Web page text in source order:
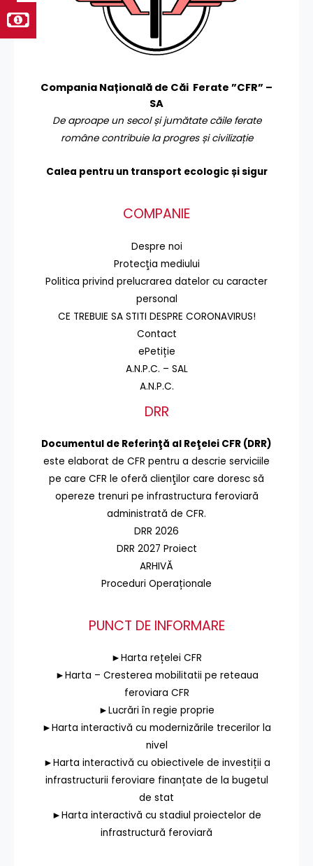
Compania Națională de Căi Ferate ”CFR” –
SA
De aproape un secol și jumătate căile ferate
române contribuie la progres și civilizație
Calea pentru un transport ecologic și sigur
COMPANIE
Despre noi
Protecţia mediului
Politica privind prelucrarea datelor cu caracter
personal
CE TREBUIE SA STITI DESPRE CORONAVIRUS!
Contact
ePetiție
A.N.P.C. – SAL
A.N.P.C.
DRR
Documentul de Referinţă al Reţelei CFR (DRR)
este elaborat de CFR pentru a descrie serviciile
pe care CFR le oferă clienţilor care doresc să
opereze trenuri pe infrastructura feroviară
administrată de CFR.
DRR 2026
DRR 2027 Proiect
ARHIVĂ
Proceduri Operaționale
PUNCT DE INFORMARE
►Harta rețelei CFR
►Harta – Cresterea mobilitatii pe reteaua
feroviara CFR
►Lucrări în regie proprie
►Harta interactivă cu modernizările trecerilor la
nivel
►Harta interactivă cu obiectivele de investiții a
infrastructurii feroviare finanțate de la bugetul
de stat
►Harta interactivă cu stadiul proiectelor de
infrastructură feroviară